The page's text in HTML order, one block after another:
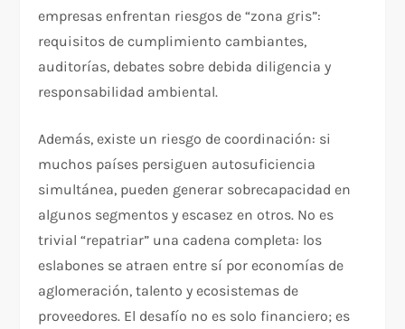
empresas enfrentan riesgos de “zona gris”:
requisitos de cumplimiento cambiantes,
auditorías, debates sobre debida diligencia y
responsabilidad ambiental.
Además, existe un riesgo de coordinación: si
muchos países persiguen autosuficiencia
simultánea, pueden generar sobrecapacidad en
algunos segmentos y escasez en otros. No es
trivial “repatriar” una cadena completa: los
eslabones se atraen entre sí por economías de
aglomeración, talento y ecosistemas de
proveedores. El desafío no es solo financiero; es